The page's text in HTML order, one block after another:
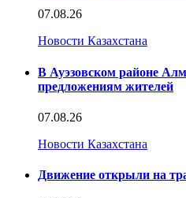
07.08.26
Новости Казахстана
В Ауэзовском районе
предложениям жителей
07.08.26
Новости Казахстана
Движение открыли на